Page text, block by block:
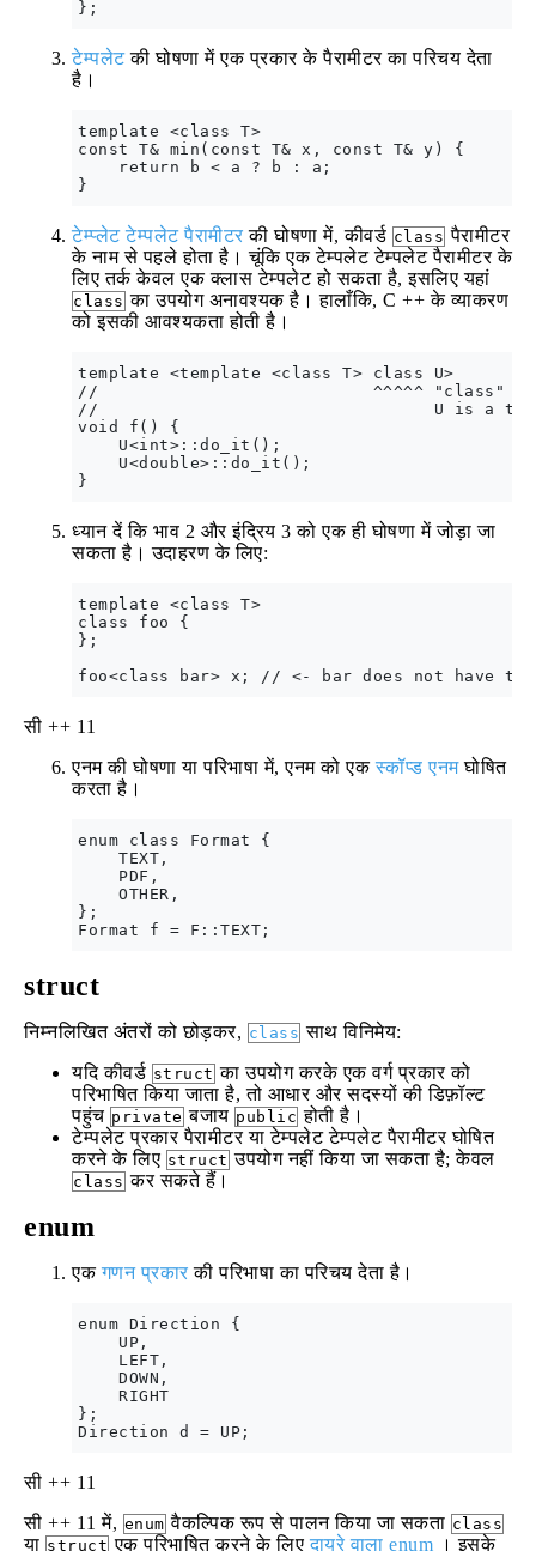
टेम्पलेटकी घोषणा में एक प्रकार के पैरामीटर का परिचय देता
है।
template <class T>
const T& min(const T& x, const T& y) {
    return b < a ? b : a;
टेम्प्लेट टेम्पलेट पैरामीटर की घोषणा में, कीवर्ड class पैरामीटर
के नाम से पहले होता है। चूंकि एक टेम्पलेट टेम्पलेट पैरामीटर के
लिए तर्क केवल एक क्लास टेम्पलेट हो सकता है, इसलिए यहां
class का उपयोग अनावश्यक है। हालाँकि, C ++ के व्याकरण
को इसकी आवश्यकता होती है।
template <template <class T> class U>
//                           ^^^^^ "class" used
//                                 U is a
void f() {
    U<int>::do_it();
    U<double>::do_it();
ध्यान दें कि भाव 2 और इंद्रिय 3 को एक ही घोषणा में जोड़ा जा
सकता है। उदाहरण के लिए:
template <class T>
class foo {
};
सी ++ 11
एनम की घोषणा या परिभाषा में, एनम को एकस्कॉप्ड एनमघोषित
करता है।
enum class Format {
    TEXT,
    PDF,
    OTHER,
};
struct
निम्नलिखित अंतरों को छोड़कर, class साथ विनिमेय:
यदि कीवर्ड struct का उपयोग करके एक वर्ग प्रकार को
परिभाषित किया जाता है, तो आधार और सदस्यों की डिफ़ॉल्ट
पहुंच private बजाय public होती है।
टेम्पलेट प्रकार पैरामीटर या टेम्पलेट टेम्पलेट पैरामीटर घोषित
करने के लिए struct उपयोग नहीं किया जा सकता है; केवल
class कर सकते हैं।
enum
एकगणन प्रकार की परिभाषा का परिचय देता है।
enum Direction {
    UP,
    LEFT,
    DOWN,
    RIGHT
};
सी ++ 11
सी ++ 11 में, enum वैकल्पिक रूप से पालन किया जा सकता class
या struct एक परिभाषित करने के लिएदायरे वाला enum । इसके